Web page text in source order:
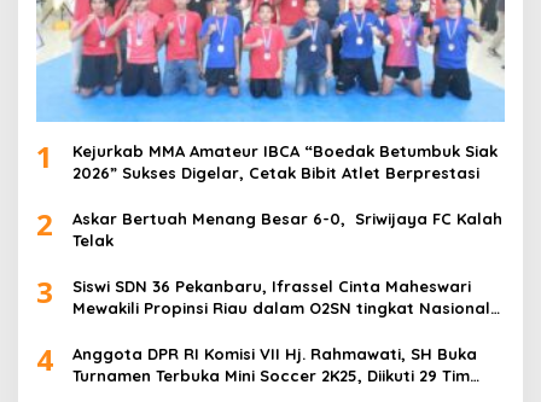
1
Kejurkab MMA Amateur IBCA “Boedak Betumbuk Siak
2026” Sukses Digelar, Cetak Bibit Atlet Berprestasi
2
Askar Bertuah Menang Besar 6-0, Sriwijaya FC Kalah
Telak
3
Siswi SDN 36 Pekanbaru, Ifrassel Cinta Maheswari
Mewakili Propinsi Riau dalam O2SN tingkat Nasional
4
Anggota DPR RI Komisi VII Hj. Rahmawati, SH Buka
Turnamen Terbuka Mini Soccer 2K25, Diikuti 29 Tim